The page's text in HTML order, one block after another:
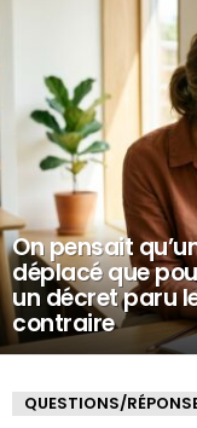
On pensait
déplacé que
un décret paru
contraire
QUESTIONS/